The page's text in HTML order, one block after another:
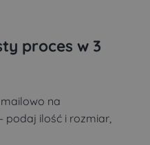
proces w 3
na
podaj ilość i rozmiar,